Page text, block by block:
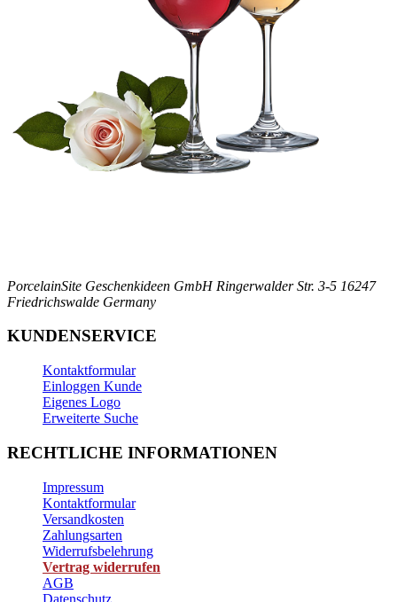
PorcelainSite Geschenkideen GmbH Ringerwalder Str. 3-5 16247
Friedrichswalde Germany
KUNDENSERVICE
Kontaktformular
Einloggen Kunde
Eigenes Logo
Erweiterte Suche
RECHTLICHE INFORMATIONEN
Impressum
Kontaktformular
Versandkosten
Zahlungsarten
Widerrufsbelehrung
Vertrag widerrufen
AGB
Datenschutz